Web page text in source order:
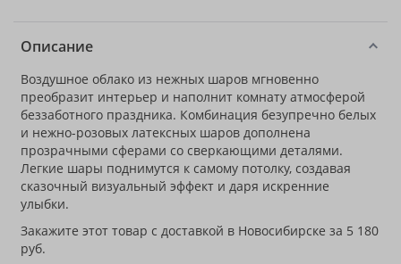
Описание
Воздушное облако из нежных шаров мгновенно
преобразит интерьер и наполнит комнату атмосферой
беззаботного праздника. Комбинация безупречно белых
и нежно-розовых латексных шаров дополнена
прозрачными сферами со сверкающими деталями.
Легкие шары поднимутся к самому потолку, создавая
сказочный визуальный эффект и даря искренние
улыбки.
Закажите этот товар с доставкой в Новосибирске за 5 180
руб.